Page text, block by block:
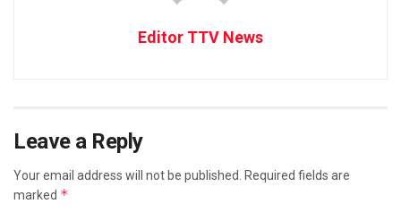
Editor TTV News
Leave a Reply
Your email address will not be published.
Required fields are
marked *